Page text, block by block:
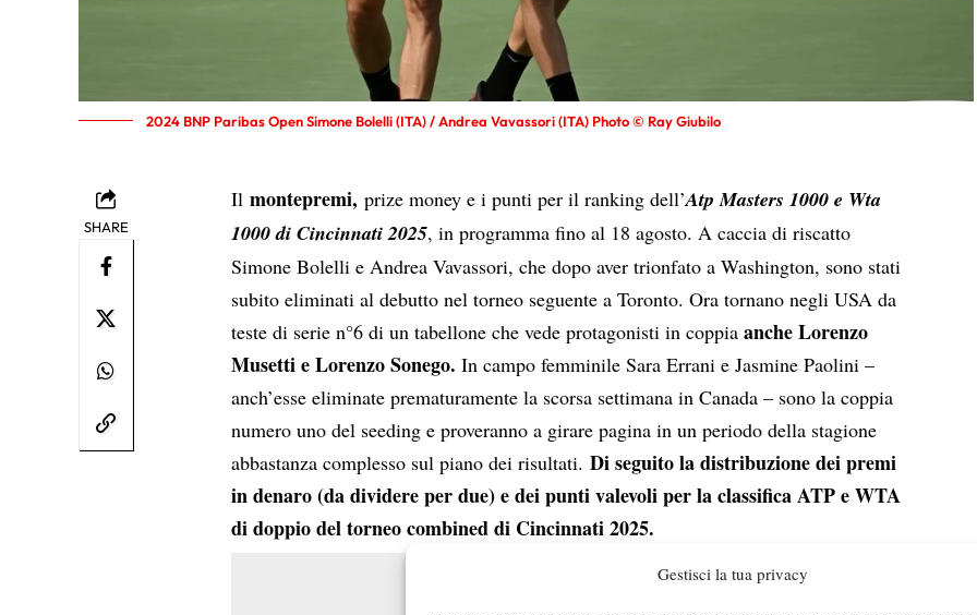
Gestisci la tua privacy
2024 BNP Paribas Open Simone Bolelli (ITA) / Andrea Vavassori (ITA) Photo © Ray Giubilo
SHARE
Ilmontepremi,prize money e i punti per il ranking dell’Atp Masters 1000 e Wta
1000 di Cincinnati 2025, in programma fino al 18 agosto. A caccia di riscatto
Simone Bolelli e Andrea Vavassori, che dopo aver trionfato a Washington, sono stati
subito eliminati al debutto nel torneo seguente a Toronto. Ora tornano negli USA da
teste di serie n°6 di un tabellone che vede protagonisti in coppiaanche Lorenzo
Musetti e Lorenzo Sonego. In campo femminile Sara Errani e Jasmine Paolini –
anch’esse eliminate prematuramente la scorsa settimana in Canada – sono la coppia
numero uno del seeding e proveranno a girare pagina in un periodo della stagione
abbastanza complesso sul piano dei risultati.Di seguito la distribuzione dei premi
in denaro (da dividere per due) e dei punti valevoli per la classifica ATP e WTA
di doppio del torneo combined di Cincinnati 2025.